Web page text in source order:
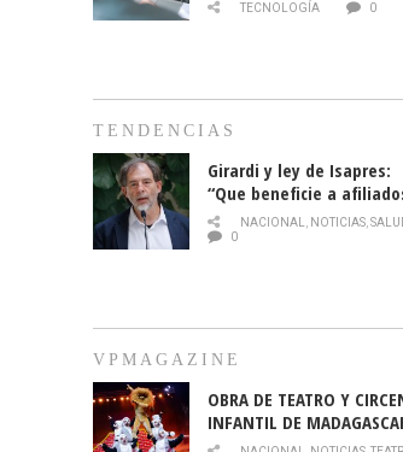
TECNOLOGÍA 0
TENDENCIAS
Girardi y ley de Isapres:
“Que beneficie a
no legalice el abuso”
NACIONAL, NOTICIAS,
0
VPMAGAZINE
OBRA DE TEATRO Y
INFANTIL DE
EN EL PARQUE HURATDO